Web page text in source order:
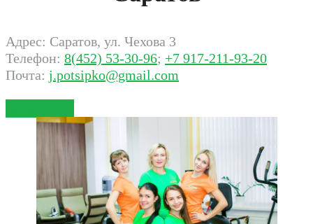
Адрес: Саратов, ул. Чехова 3
Телефон: 8(452) 53-30-96; +7 917-211-93-20
Почта: j.potsipko@gmail.com